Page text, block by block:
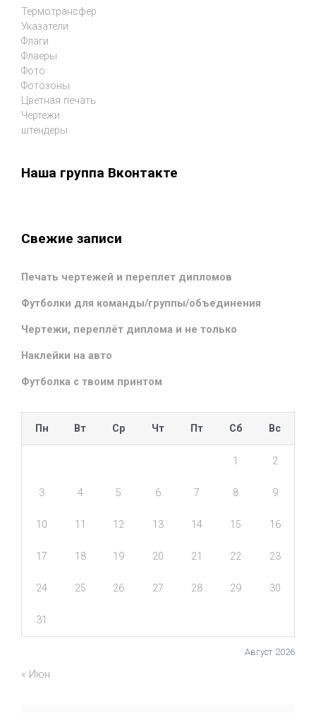
Термотрансфер
Указатели
Флаги
Флаеры
Фото
Фотозоны
Цветная печать
Чертежи
штендеры
Наша группа Вконтакте
Свежие записи
Печать чертежей и переплет дипломов
Футболки для команды/группы/объединения
Чертежи, переплёт диплома и не только
Наклейки на авто
Футболка с твоим принтом
Август 2026
Пн Вт Ср Чт Пт Сб Вс
1 2
3 4 5 6 7 8 9
10 11 12 13 14 15 16
17 18 19 20 21 22 23
24 25 26 27 28 29 30
31
« Июн